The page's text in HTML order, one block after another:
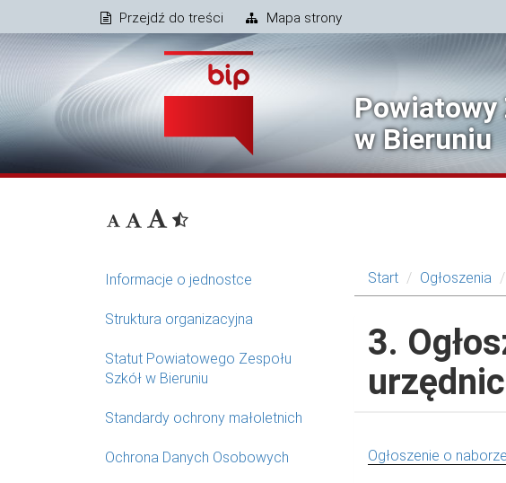
Przejdź do treści Mapa strony
Powiatowy
w Bieruniu
Informacje o jednostce
Struktura organizacyjna
Statut Powiatowego Zespołu
Szkół w Bieruniu
Standardy ochrony małoletnich
Ochrona Danych Osobowych
Start Ogłoszenia
3.
Ogłoszenie o naborze